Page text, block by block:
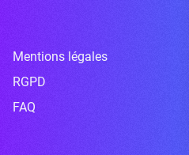
Mentions légales
RGPD
FAQ